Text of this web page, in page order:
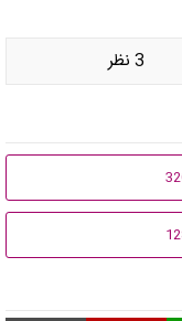
3 نظر